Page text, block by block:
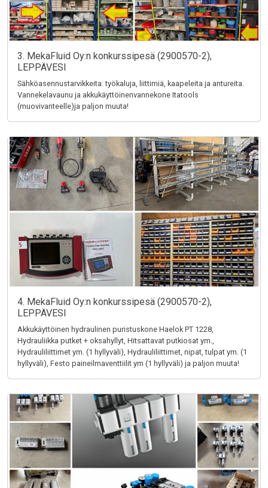
3. MekaFluid Oy:n konkurssipesä (2900570-2),
LEPPÄVESI
Sähköasennustarvikkeita: työkaluja, liittimiä, kaapeleita ja antureita.
Vannekelavaunu ja akkukäyttöinenvannekone Itatools
(muovivanteelle)ja paljon muuta!
4. MekaFluid Oy:n konkurssipesä (2900570-2),
LEPPÄVESI
Akkukäyttöinen hydraulinen puristuskone Haelok PT 1228,
Hydrauliikka putket + oksahyllyt, Hitsattavat putkiosat ym.,
Hydrauliliittimet ym. (1 hyllyväli), Hydrauliliittimet, nipat, tulpat ym. (1
hyllyväli), Festo paineilmaventtiilit ym (1 hyllyväli) ja paljon muuta!